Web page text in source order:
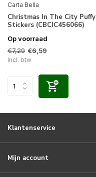
Carta Bella
Christmas In The City Puffy
Stickers (CBCIC456066)
Op voorraad
€7,29 €6,59
Incl. btw
Klantenservice
Mijn account